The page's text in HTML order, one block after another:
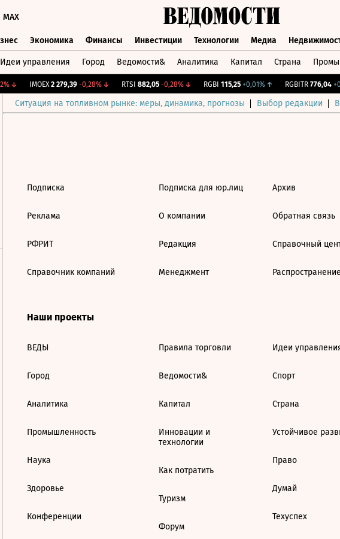
MAX
Экономика Финансы Инвестиции Технологии Медиа
Идеи управления Город Ведомости& Аналитика Капитал Страна
↓ IMOEX 2 279,39 -0,28%↓ RTSI 882,05 -0,28%↓ RGBI 115,25 +0,01%↑ RGBITR 776,04
Ситуация на топливном рынке: меры, динамика, прогнозы Выбор редакции
Подписка
Реклама
РФРИТ
Справочник компаний
Подписка для юр.лиц
О компании
Редакция
Менеджмент
Архив
Обратная связь
Справочный
Распространение
Наши проекты
ВЕДЫ
Город
Аналитика
Промышленность
Наука
Здоровье
Конференции
Правила торговли
Ведомости&
Капитал
Инновации и
технологии
Как потратить
Туризм
Форум
Идеи
Спорт
Страна
Устойчивое
Право
Думай
Техуспех